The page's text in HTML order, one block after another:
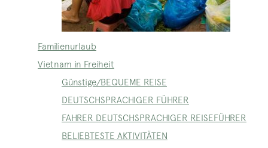
Familienurlaub
Vietnam in Freiheit
Günstige/BEQUEME REISE
DEUTSCHSPRACHIGER FÜHRER
FAHRER DEUTSCHSPRACHIGER REISEFÜHRER
BELIEBTESTE AKTIVITÄTEN